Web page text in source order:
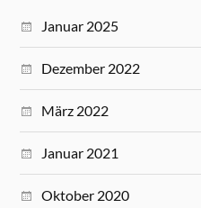
Januar 2025
Dezember 2022
März 2022
Januar 2021
Oktober 2020